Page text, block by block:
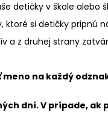
detičky v škole alebo
ktoré si detičky pripnú
a z druhej strany
na každý
dní. V prípade,